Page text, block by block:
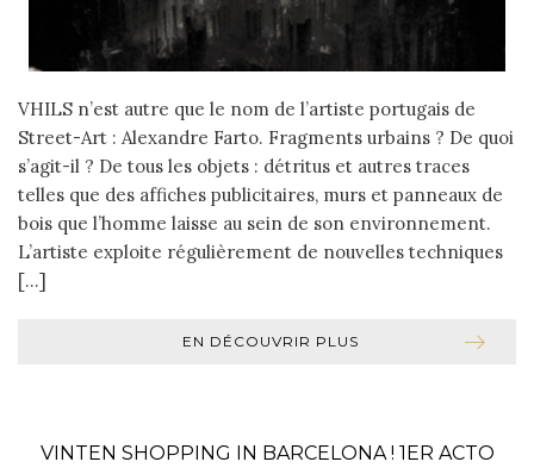
VHILS n’est autre que le nom de l’artiste portugais de
Street-Art : Alexandre Farto. Fragments urbains ? De quoi
s’agit-il ? De tous les objets : détritus et autres traces
telles que des affiches publicitaires, murs et panneaux de
bois que l’homme laisse au sein de son environnement.
L’artiste exploite régulièrement de nouvelles techniques
[…]
EN DÉCOUVRIR PLUS
VINTEN SHOPPING IN BARCELONA ! 1ER ACTO